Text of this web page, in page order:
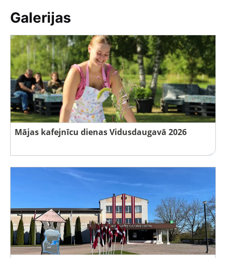
Galerijas
Mājas kafejnīcu dienas Vidusdaugavā 2026